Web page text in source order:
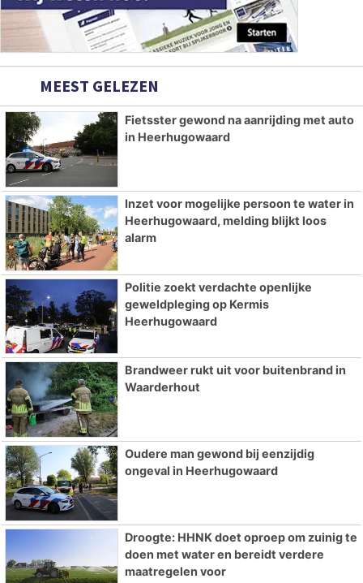
MEEST GELEZEN
Fietsster gewond na aanrijding met auto
in Heerhugowaard
Inzet voor mogelijke persoon te water in
Heerhugowaard, melding blijkt loos
alarm
Politie zoekt verdachte openlijke
geweldpleging op Kermis
Heerhugowaard
Brandweer rukt uit voor buitenbrand in
Waarderhout
Oudere man gewond bij eenzijdig
ongeval in Heerhugowaard
Droogte: HHNK doet oproep om zuinig te
doen met water en bereidt verdere
maatregelen voor